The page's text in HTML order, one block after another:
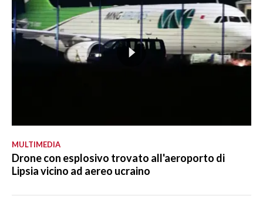
MULTIMEDIA
Drone con esplosivo trovato all'aeroporto di
Lipsia vicino ad aereo ucraino